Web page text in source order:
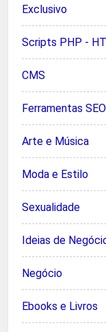
Exclusivo
Scripts PHP -
CMS
Ferramentas SEO
Arte e Música
Moda e Estilo
Sexualidade
Ideias de
Negócio
Ebooks e Livros